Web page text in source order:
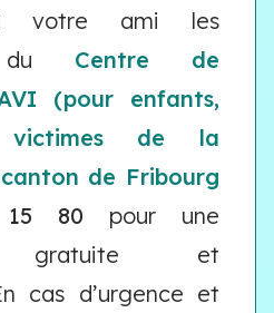
votre ami les
du Centre de
(pour enfants,
victimes de la
de Fribourg
80 pour une
gratuite et
cas d’urgence et